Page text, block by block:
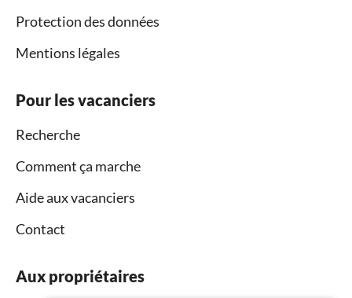
Protection des données
Mentions légales
Pour les vacanciers
Recherche
Comment ça marche
Aide aux vacanciers
Contact
Aux propriétaires